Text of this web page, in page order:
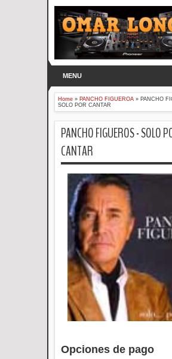
MENU
Home » PANCHO FIGUEROA » PANCHO
SOLO POR CANTAR
PANCHO FIGUEROS - SOLO
CANTAR
Opciones de pago